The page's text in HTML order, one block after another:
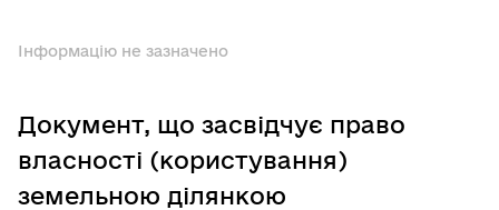
Інформацію не зазначено
Документ, що засвідчує право
власності (користування)
земельною ділянкою